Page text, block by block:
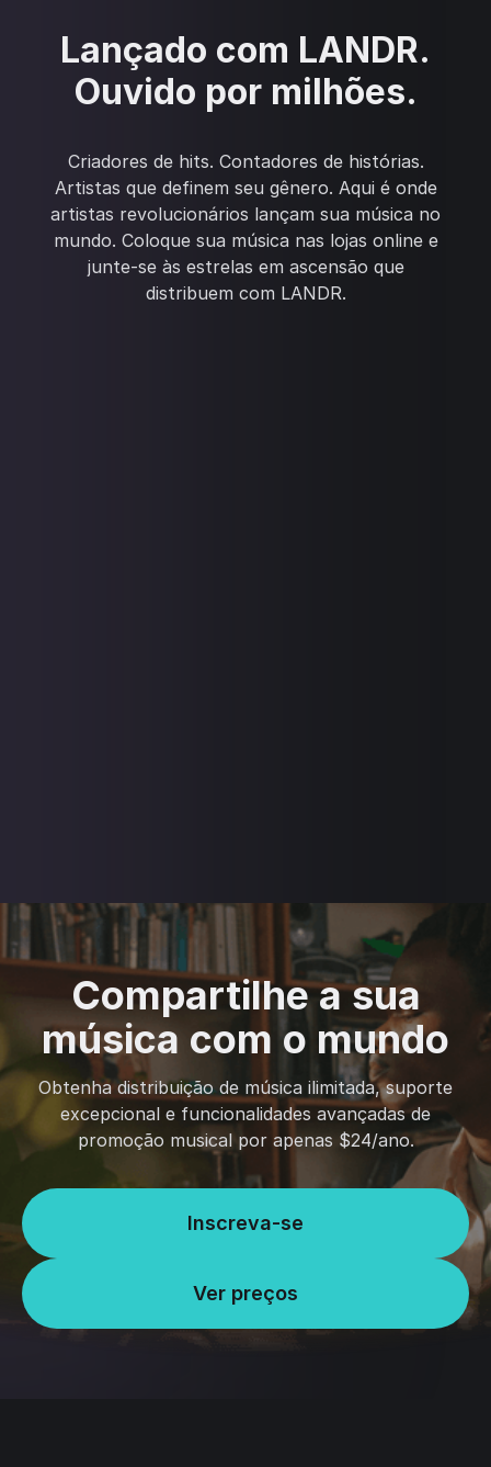
Lançado com LANDR.
Ouvido por milhões.
Criadores de hits. Contadores de histórias.
Artistas que definem seu gênero. Aqui é onde
artistas revolucionários lançam sua música no
mundo. Coloque sua música nas lojas online e
junte-se às estrelas em ascensão que
distribuem com LANDR.
Compartilhe a sua
música com o mundo
Obtenha distribuição de música ilimitada, suporte
excepcional e funcionalidades avançadas de
promoção musical por apenas $24/ano.
Inscreva-se
Ver preços